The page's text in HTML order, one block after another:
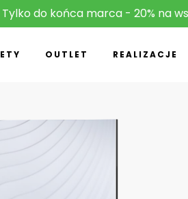
Tylko do końca marca - 20% na
OUTLET REALIZACJE